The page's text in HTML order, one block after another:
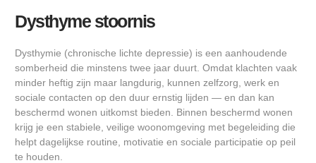
Dysthyme stoornis
Dysthymie (chronische lichte depressie) is een aanhoudende
somberheid die minstens twee jaar duurt. Omdat klachten vaak
minder heftig zijn maar langdurig, kunnen zelfzorg, werk en
sociale contacten op den duur ernstig lijden — en dan kan
beschermd wonen uitkomst bieden. Binnen beschermd wonen
krijg je een stabiele, veilige woonomgeving met begeleiding die
helpt dagelijkse routine, motivatie en sociale participatie op peil
te houden.